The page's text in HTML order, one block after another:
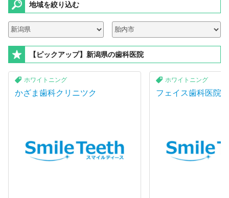
地域を絞り込む
【ピックアップ】新潟県の歯科医院
ホワイトニング
かざま歯科クリニツク
ホワイトニング
フェイス歯科医院